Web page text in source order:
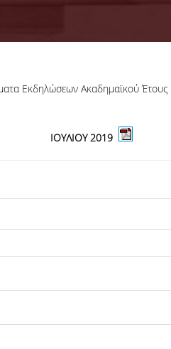
Εκδηλώσεων Ακαδημαϊκού Έτους
ΙΟΥΛΙΟΥ 2019